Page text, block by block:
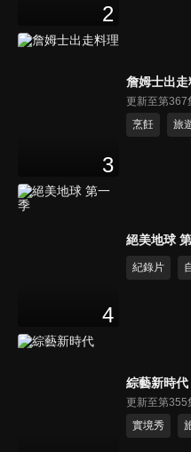
2
3
詹姆士出
更新至第367
烹飪
旅
4
絕美地球
紀錄片
綜藝新時代
更新至第355
實境秀